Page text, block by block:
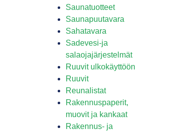
Saunatuotteet
Saunapuutavara
Sahatavara
Sadevesi-ja
salaojajärjestelmät
Ruuvit ulkokäyttöön
Ruuvit
Reunalistat
Rakennuspaperit,
muovit ja kankaat
Rakennus- ja